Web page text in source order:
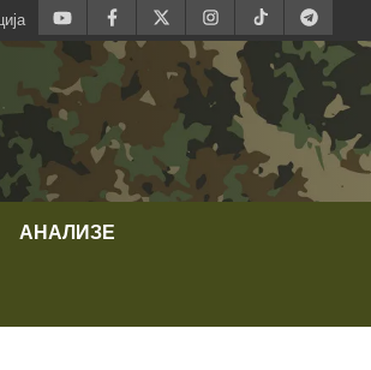
АНАЛИЗЕ